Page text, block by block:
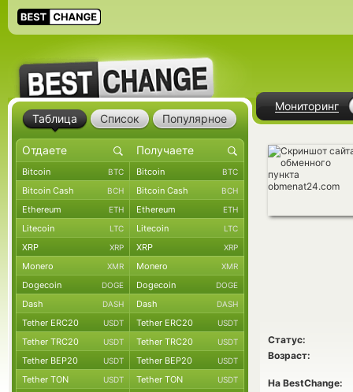
Мониторинг
Статус:
Возраст:
На BestChange:
Таблица Список Популярное
Bitcoin BTC Bitcoin BTC
Bitcoin Cash BCH Bitcoin Cash BCH
Ethereum ETH Ethereum ETH
Litecoin LTC Litecoin LTC
XRP XRP XRP XRP
Monero XMR Monero XMR
Dogecoin DOGE Dogecoin DOGE
Dash DASH Dash DASH
Tether ERC20 USDT Tether ERC20 USDT
Tether TRC20 USDT Tether TRC20 USDT
Tether BEP20 USDT Tether BEP20 USDT
Tether TON USDT Tether TON USDT